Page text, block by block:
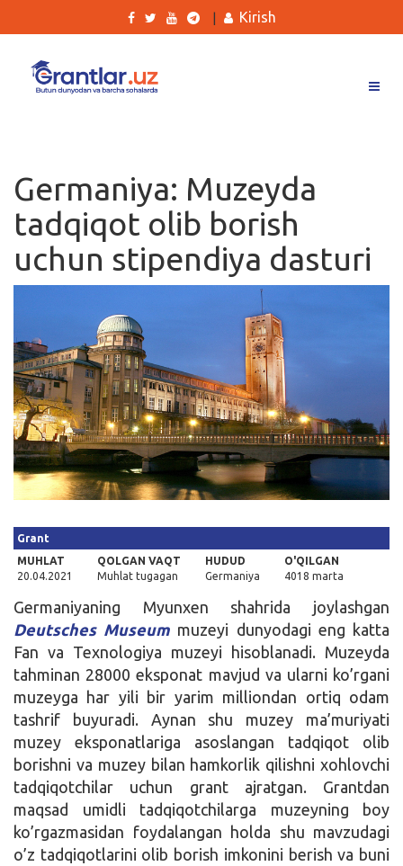
Ishlar
Kurslar
Blog
Qidirish
Kirish
Kirish
Germaniya: Muzeyda
tadqiqot olib borish
uchun stipendiya dasturi
Grant
MUHLAT
20.04.2021
QOLGAN VAQT
Muhlat tugagan
HUDUD
Germaniya
O'QILGAN
4018 marta
Germaniyaning Myunxen shahrida joylashgan
Deutsches Museum muzeyi dunyodagi eng katta
Fan va Texnologiya muzeyi hisoblanadi. Muzeyda
tahminan 28000 eksponat mavjud va ularni ko’rgani
muzeyga har yili bir yarim milliondan ortiq odam
tashrif buyuradi. Aynan shu muzey ma’muriyati
muzey eksponatlariga asoslangan tadqiqot olib
borishni va muzey bilan hamkorlik qilishni xohlovchi
tadqiqotchilar uchun grant ajratgan. Grantdan
maqsad umidli tadqiqotchilarga muzeyning boy
ko’rgazmasidan foydalangan holda shu mavzudagi
o’z tadqiqotlarini olib borish imkonini berish va buni